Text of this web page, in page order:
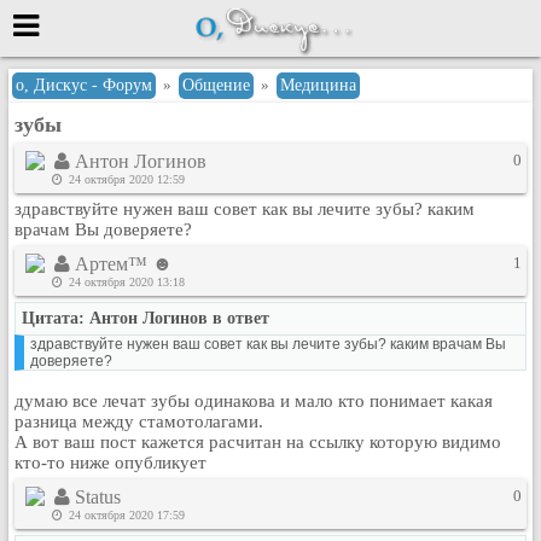
Меню
Вход с 7ooo.ru
Регистрация
Забыли пароль?
Данные авторизации одинаковые с
сайтом 7ooo.ru
Форумы
Главная
Поиск
Новые сообщения
Беседы
Игры
о, Дискус - Форум » Общение » Медицина
зубы
Антон Логинов
24 октября 2020 12:59
0
здравствуйте нужен ваш совет как вы лечите зубы? каким
врачам Вы доверяете?
Артем™ ☻
24 октября 2020 13:18
1
Цитата: Антон Логинов в ответ
здравствуйте нужен ваш совет как вы лечите зубы? каким врачам Вы
доверяете?
думаю все лечат зубы одинакова и мало кто понимает какая
разница между стамотолагами.
А вот ваш пост кажется расчитан на ссылку которую видимо
кто-то ниже опубликует
Status
24 октября 2020 17:59
0